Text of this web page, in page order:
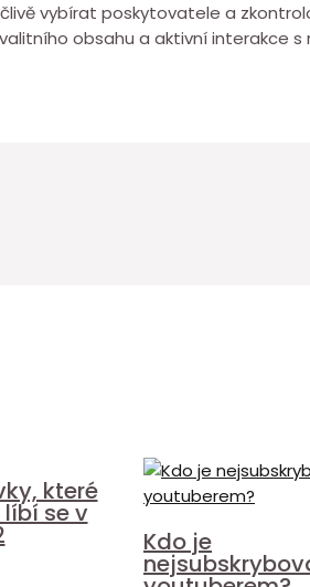
vybírat poskytovatele a
obsahu a aktivní interakce s
které
se v
Kdo je